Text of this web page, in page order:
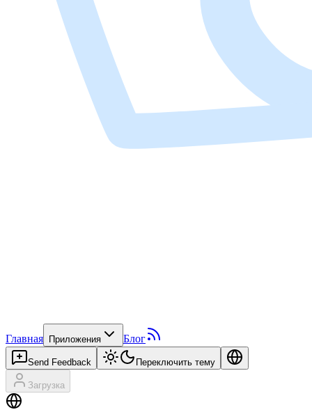
Главная Приложения Блог
Send Feedback Переключить тему
Загрузка